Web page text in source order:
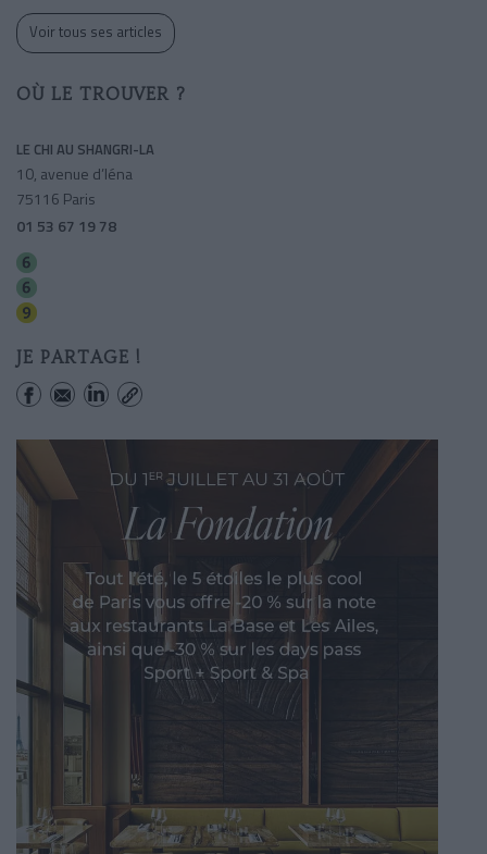
Voir tous ses articles
OÙ LE TROUVER ?
LE CHI AU SHANGRI-LA
10, avenue d’Iéna
75116 Paris
01 53 67 19 78
JE PARTAGE !